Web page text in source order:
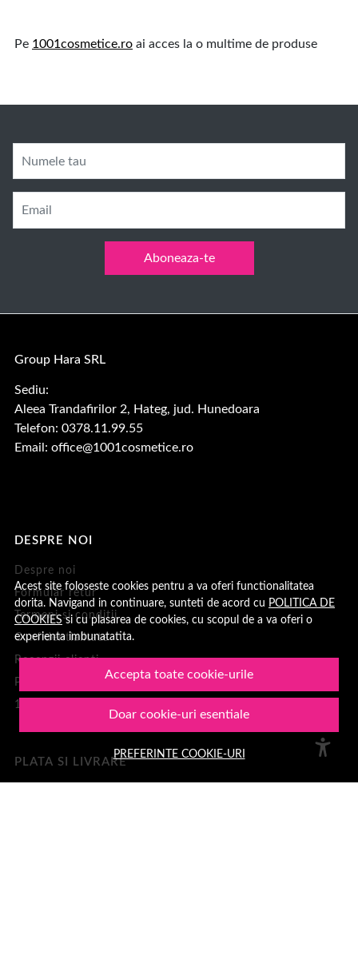
Acest site foloseste cookies pentru a va oferi functionalitatea
dorita. Navigand in continuare, sunteti de acord cu POLITICA DE
COOKIESsi cu plasarea de cookies, cu scopul de a va oferi o
experienta imbunatatita.
Accepta toate cookie-urile
Doar cookie-uri esentiale
PREFERINTE COOKIE-URI
Pe 1001cosmetice.ro ai acces la o multime de produse
Numele tau
Email
Aboneaza-te
Group Hara SRL
Sediu:
Aleea Trandafirilor 2, Hateg, jud. Hunedoara
Telefon: 0378.11.99.55
Email: office@1001cosmetice.ro
DESPRE NOI
Despre noi
Formular retur
Termeni si conditii
Confidentialitate
Recenzii clienți
Politica de Cookies
1001Cosmetice
PLATA SI LIVRARE